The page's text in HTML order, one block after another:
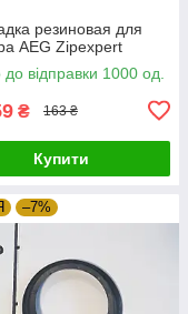
резиновая для
AEG Zipexpert
до відправки 1000 од.
₴ 163 ₴
Купити
–7%